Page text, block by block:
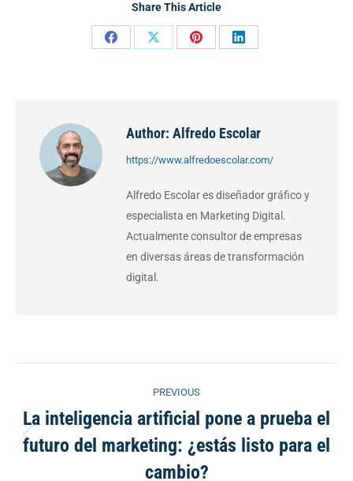
Share This Article
Share
Share
Share
Share
Author: Alfredo Escolar
https://www.alfredoescolar.com/
Alfredo Escolar es diseñador gráfico y
especialista en Marketing Digital.
Actualmente consultor de empresas
en diversas áreas de transformación
digital.
navigation
PREVIOUS
Previous
post:
La inteligencia artificial pone a prueba el
futuro del marketing: ¿estás listo para el
cambio?